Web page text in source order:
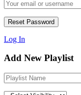
Log In
Add New Playlist